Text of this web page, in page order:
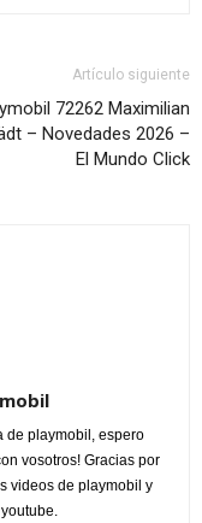
Artículo siguiente
72262 Maximilian
– Novedades 2026 –
El Mundo Click
de playmobil, espero
vosotros! Gracias por
videos de playmobil y